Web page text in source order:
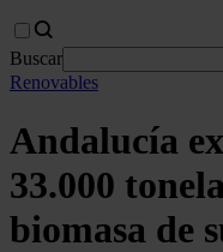
Buscar
Renovables
Andalucía
33.000
biomasa de